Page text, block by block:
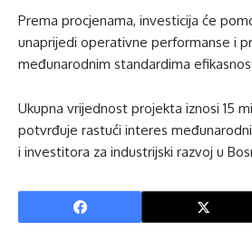
Prema procjenama, investicija će
unaprijedi operativne performanse i
međunarodnim standardima
Ukupna vrijednost projekta iznosi 15
potvrđuje rastući interes
i investitora za industrijski razvoj u